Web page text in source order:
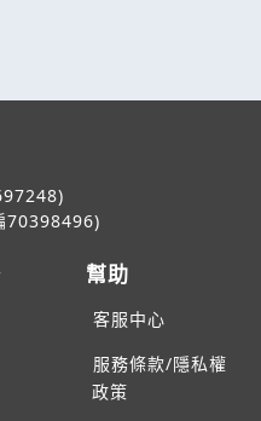
70398496)
幫助
客服中心
服務條款/隱私權
政策